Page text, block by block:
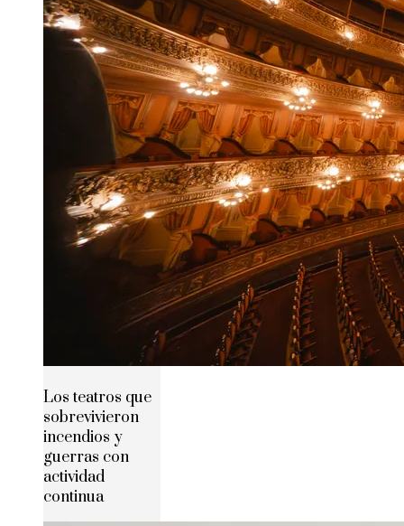
Los teatros que
sobrevivieron
incendios y
guerras con
actividad
continua